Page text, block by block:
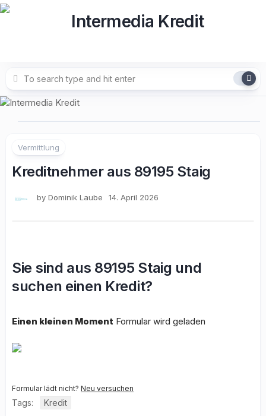
Skip
Vermittlung
Kreditnehmer aus 89195 Staig
by Dominik Laube 14. April 2026
Sie sind aus 89195 Staig und
suchen einen Kredit?
Einen kleinen Moment Formular wird geladen
Formular lädt nicht? Neu versuchen
Tags: Kredit